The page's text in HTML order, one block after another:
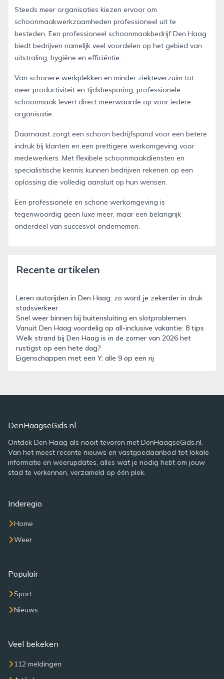
Steeds meer organisaties kiezen ervoor om
schoonmaakwerkzaamheden professioneel uit te
besteden. Een professioneel schoonmaakbedrijf Den Haag
biedt bedrijven namelijk veel voordelen op het gebied van
uitstraling, hygiëne en efficiëntie.
Van schonere werkplekken en minder ziekteverzuim tot
meer productiviteit en tijdsbesparing, professionele
schoonmaak levert direct meerwaarde op voor iedere
organisatie.
Daarnaast zorgt een schoon bedrijfspand voor een betere
indruk bij klanten en een prettigere werkomgeving voor
medewerkers. Met flexibele schoonmaakdiensten en
specialistische kennis kunnen bedrijven rekenen op een
oplossing die volledig aansluit op hun wensen.
Een professionele en schone werkomgeving is
tegenwoordig geen luxe meer, maar een belangrijk
onderdeel van succesvol ondernemen.
Recente artikelen
Leren autorijden in Den Haag: zo word je zekerder in druk
stadsverkeer
Snel weer binnen bij buitensluiting en slotproblemen
Vanuit Den Haag voordelig op all-inclusive vakantie: 8 tips
Welk strand bij Den Haag is in de zomer van 2026 het
rustigst op een hete dag?
Eigenschappen met een Y: alle 9 op een rij
DenHaagseGids.nl
Ontdek Den Haag als nooit tevoren met DenHaagseGids.nl.
Van het meest recente nieuws en vastgoedaanbod tot lokale
informatie en weerupdates, alles wat je nodig hebt om jouw
stad te verkennen, verzameld op één plek.
Inderegio
Home
Weer
Populair
Sport
Nieuws
Veel bekeken
112 meldingen